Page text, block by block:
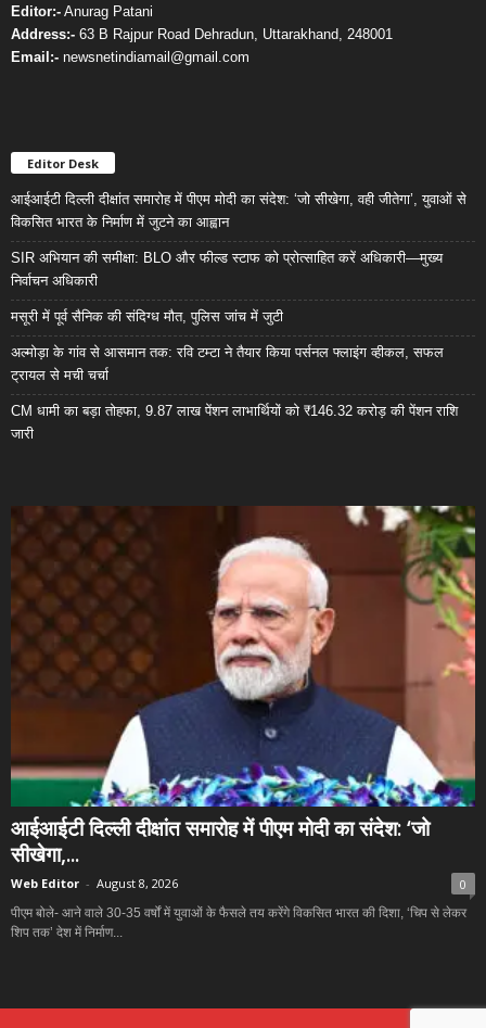
Editor:- Anurag Patani
Address:- 63 B Rajpur Road Dehradun, Uttarakhand, 248001
Email:- newsnetindiamail@gmail.com
Editor Desk
आईआईटी दिल्ली दीक्षांत समारोह में पीएम मोदी का संदेश: ‘जो सीखेगा, वही जीतेगा’, युवाओं से
विकसित भारत के निर्माण में जुटने का आह्वान
SIR अभियान की समीक्षा: BLO और फील्ड स्टाफ को प्रोत्साहित करें अधिकारी—मुख्य
निर्वाचन अधिकारी
मसूरी में पूर्व सैनिक की संदिग्ध मौत, पुलिस जांच में जुटी
अल्मोड़ा के गांव से आसमान तक: रवि टम्टा ने तैयार किया पर्सनल फ्लाइंग व्हीकल, सफल
ट्रायल से मची चर्चा
CM धामी का बड़ा तोहफा, 9.87 लाख पेंशन लाभार्थियों को ₹146.32 करोड़ की पेंशन राशि
जारी
आईआईटी दिल्ली दीक्षांत समारोह में पीएम मोदी का संदेश: ‘जो
सीखेगा,...
Web Editor - August 8, 2026 0
पीएम बोले- आने वाले 30-35 वर्षों में युवाओं के फैसले तय करेंगे विकसित भारत की दिशा, ‘चिप से लेकर
शिप तक’ देश में निर्माण...